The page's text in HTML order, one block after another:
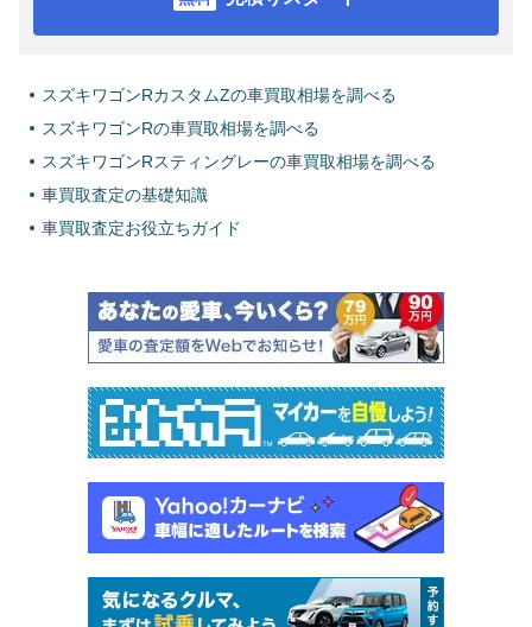
スズキワゴンRカスタムZの車買取相場を調べる
スズキワゴンRの車買取相場を調べる
スズキワゴンRスティングレーの車買取相場を調べる
車買取査定の基礎知識
車買取査定お役立ちガイド